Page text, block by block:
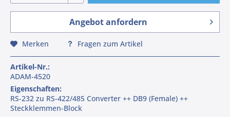
Angebot anfordern
Merken Fragen zum Artikel
Artikel-Nr.:
ADAM-4520
Eigenschaften:
RS-232 zu RS-422/485 Converter ++ DB9 (Female) ++
Steckklemmen-Block